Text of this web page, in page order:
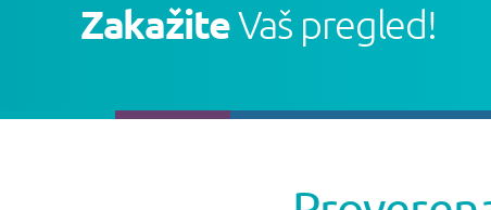
ZakažiteVaš pregled!